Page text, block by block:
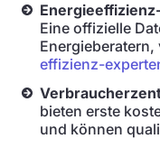
Eine offizielle
effizienz-
bieten erste
und können